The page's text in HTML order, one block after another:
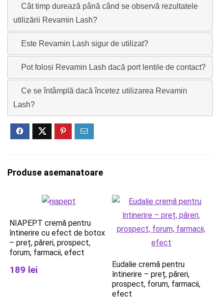
Cât timp durează până când se observă rezultatele
utilizării Revamin Lash?
Este Revamin Lash sigur de utilizat?
Pot folosi Revamin Lash dacă port lentile de contact?
Ce se întâmplă dacă încetez utilizarea Revamin
Lash?
Produse asemanatoare
NIAPEPT cremă pentru
întinerire cu efect de botox
– preț, păreri, prospect,
forum, farmacii, efect
189 lei
Eudalie cremă pentru
întinerire – preț, păreri,
prospect, forum, farmacii,
efect